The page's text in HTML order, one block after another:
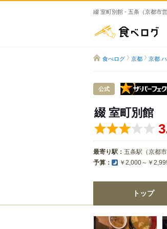
綴 室町別館 - 五条（京都市
食べログ 京都 京都
公式
綴 室町別館
最寄り駅： 五条駅（京都市
予算： ￥2,000～￥
トップ